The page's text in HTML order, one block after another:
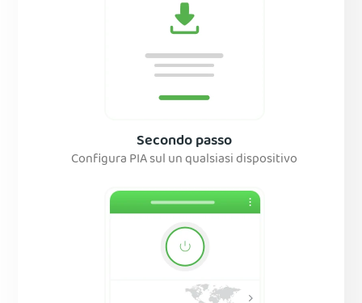
Secondo passo
Configura PIA sul un qualsiasi dispositivo